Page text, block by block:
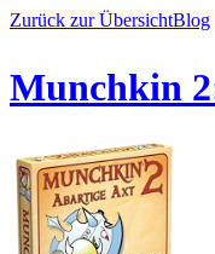
Zurück zur ÜbersichtBlog
Munchkin